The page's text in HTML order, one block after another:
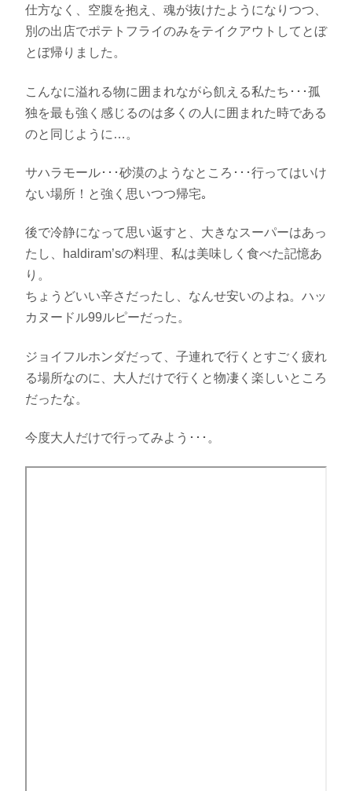
仕方なく、空腹を抱え、魂が抜けたようになりつつ、
別の出店でポテトフライのみをテイクアウトしてとぼ
とぼ帰りました。
こんなに溢れる物に囲まれながら飢える私たち･･･孤
独を最も強く感じるのは多くの人に囲まれた時である
のと同じように…。
サハラモール･･･砂漠のようなところ･･･行ってはいけ
ない場所！と強く思いつつ帰宅｡
後で冷静になって思い返すと、大きなスーパーはあっ
たし、haldiram’sの料理、私は美味しく食べた記憶あ
り。
ちょうどいい辛さだったし、なんせ安いのよね。ハッ
カヌードル99ルピーだった。
ジョイフルホンダだって、子連れで行くとすごく疲れ
る場所なのに、大人だけで行くと物凄く楽しいところ
だったな。
今度大人だけで行ってみよう･･･。